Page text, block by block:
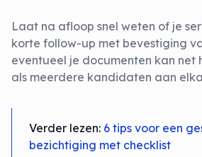
Laat na afloop snel weten of je
korte follow-up met bevestiging
eventueel je documenten kan net
als meerdere kandidaten aan
Verder lezen: 6 tips voor een
bezichtiging met checklist